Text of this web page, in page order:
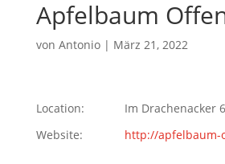
Apfelbaum
von Antonio| März 21, 2022
Location:
Im Drachenacker
Website:
http://apfelbaum-